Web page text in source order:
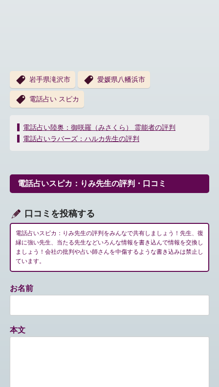
岩手県滝沢市 愛媛県八幡浜市
電話占い スピカ
投
稿
ー
シ
ン
電話占い陸奥：御咲羅（みさくら） 霊能者の評判
電話占いラバーズ：ハルカ先生の評判
電話占いスピカ：りみ先生の評判・口コミ
口コミを投稿する
電話占いスピカ：りみ先生の評判をみんなで共有しましょう！先生、復
縁に強い先生、当たる先生などいろんな情報を書き込んで情報を交換し
ましょう！会社の批判や占い師さんを中傷するような書き込みは禁止し
ています。
お名前
本文